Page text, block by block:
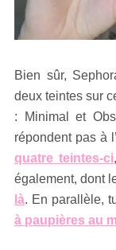
Bien sûr,
deux teintes sur
: Minimal et
répondent pas à
quatre teintes-ci
également, dont
là. En parallèle,
à paupières au